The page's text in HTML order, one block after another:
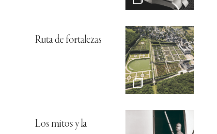
Ruta de fortalezas
Los mitos y la